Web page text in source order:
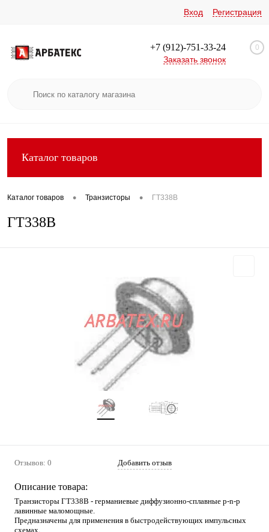
Вход Регистрация
+7 (912)-751-33-24
Заказать звонок
0
Каталог товаров
Каталог товаров • Транзисторы • ГТ338В
ГТ338В
Отзывов: 0 Добавить отзыв
Описание товара:
Транзисторы ГТ338В - германиевые диффузионно-сплавные p-n-p
лавинные маломощные.
Предназначены для применения в быстродействующих импульсных
схемах.